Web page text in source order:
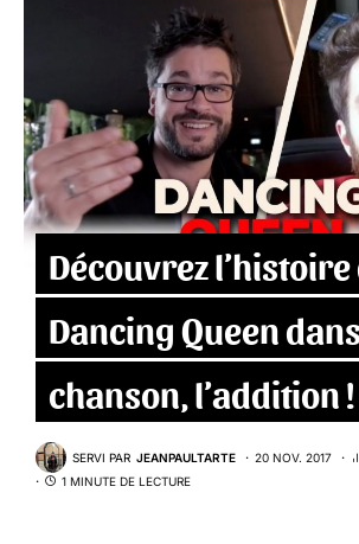
Découvrez l’histoire
Dancing Queen
chanson, l’addition
SERVI PAR JEANPAULTARTE 20 NOV. 2017
1 MINUTE DE LECTURE